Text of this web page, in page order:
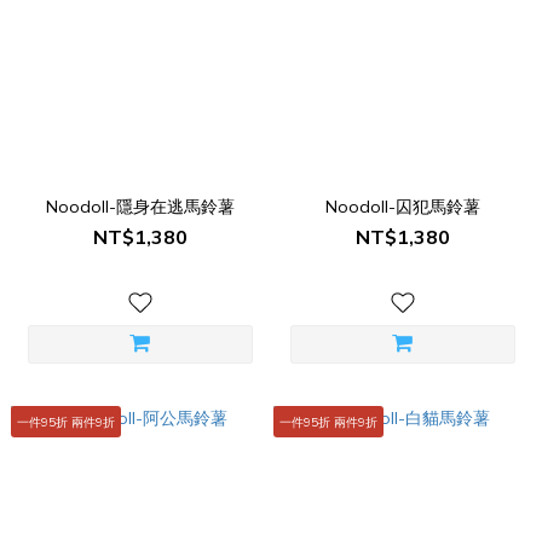
Noodoll-隱身在逃馬鈴薯
NT$1,380
Noodoll-囚犯馬鈴薯
NT$1,380
一件95折 兩件9折 一件95折 兩件9折